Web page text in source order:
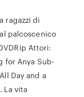
ragazzi di
palcoscenico
Attori:
for Anya Sub-
Day and a
La vita